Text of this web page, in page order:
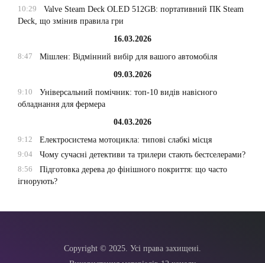
10:29
Valve Steam Deck OLED 512GB: портативний ПК Steam
Deck, що змінив правила гри
16.03.2026
8:47
Мішлен: Відмінний вибір для вашого автомобіля
09.03.2026
9:10
Універсальний помічник: топ-10 видів навісного
обладнання для фермера
04.03.2026
9:12
Електросистема мотоцикла: типові слабкі місця
9:04
Чому сучасні детективи та трилери стають бестселерами?
8:56
Підготовка дерева до фінішного покриття: що часто
ігнорують?
Copyright © 2025. Усі права захищені.